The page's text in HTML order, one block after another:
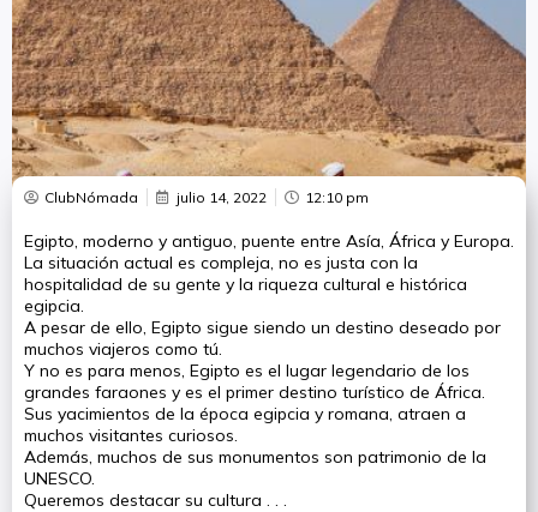
ClubNómada julio 14, 2022 12:10 pm
Egipto, moderno y antiguo, puente entre Asía, África y Europa.
La situación actual es compleja, no es justa con la
hospitalidad de su gente y la riqueza cultural e histórica
egipcia.
A pesar de ello, Egipto sigue siendo un destino deseado por
muchos viajeros como tú.
Y no es para menos, Egipto es el lugar legendario de los
grandes faraones y es el primer destino turístico de África.
Sus yacimientos de la época egipcia y romana, atraen a
muchos visitantes curiosos.
Además, muchos de sus monumentos son patrimonio de la
UNESCO.
Queremos destacar su cultura . . .